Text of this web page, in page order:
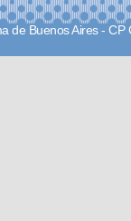
de Buenos Aires -